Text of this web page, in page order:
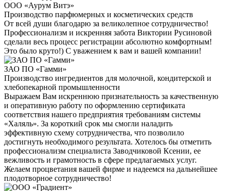
ООО «Аурум Витэ»
Производство парфюмерных и косметических средств
От всей души благодарю за великолепное сотрудничество!
Профессионализм и искренняя забота Виктории Русиновой
сделали весь процесс регистрации абсолютно комфортным!
Это было круто!) С уважением к вам и вашей компании!
ЗАО ПО «Гамми»
Производство ингредиентов для молочной, кондитерской и
хлебопекарной промышленности
Выражаем Вам искреннюю признательность за качественную
и оперативную работу по оформлению сертификата
соответствия нашего предприятия требованиям системы
«Халяль». За короткий срок мы смогли наладить
эффективную схему сотрудничества, что позволило
достигнуть необходимого результата. Хотелось бы отметить
профессионализм специалиста Заводчиковой Ксении, ее
вежливость и грамотность в сфере предлагаемых услуг.
Желаем процветания вашей фирме и надеемся на дальнейшее
плодотворное сотрудничество!